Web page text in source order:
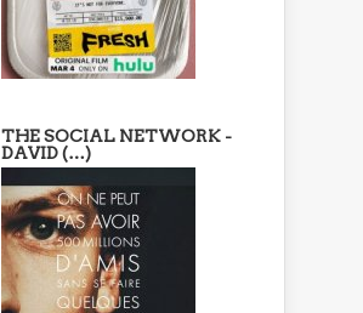
THE SOCIAL NETWORK -
DAVID (…)